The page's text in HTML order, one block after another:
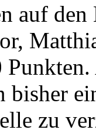
auf
bisher
zu